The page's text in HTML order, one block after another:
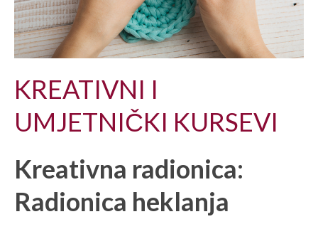
KREATIVNI I
UMJETNIČKI KURSEVI
Kreativna radionica:
Radionica heklanja